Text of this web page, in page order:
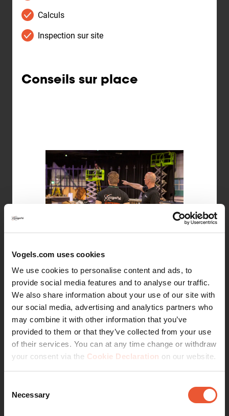
Vogels.com uses cookies
We use cookies to personalise content and ads, to
provide social media features and to analyse our traffic.
We also share information about your use of our site with
our social media, advertising and analytics partners who
may combine it with other information that you’ve
provided to them or that they’ve collected from your use
of their services. You can at any time change or withdraw
your consent via the Cookie Declaration on our website.
Selection
Necessary
Calculs
Inspection sur site
Conseils sur place
Pour assurer une installation efficace et sans
problème, nos experts peuvent être présents sur site
et fournir des conseils pratiques tout au long du
processus. Ce service permet de réduire la durée
d'installation tout en offrant des conseils précieux
et des solutions pratiques pour le montage de votre
système de mur d'images. Contactez-nous pour
discuter des options disponibles pour une
assistance sur site.
Durée d'installation réduite